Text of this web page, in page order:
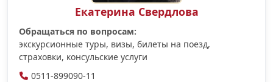
Екатерина Свердлова
Обращаться по вопросам:
экскурсионные туры, визы, билеты на поезд,
страховки, консульские услуги
0511-899090-11